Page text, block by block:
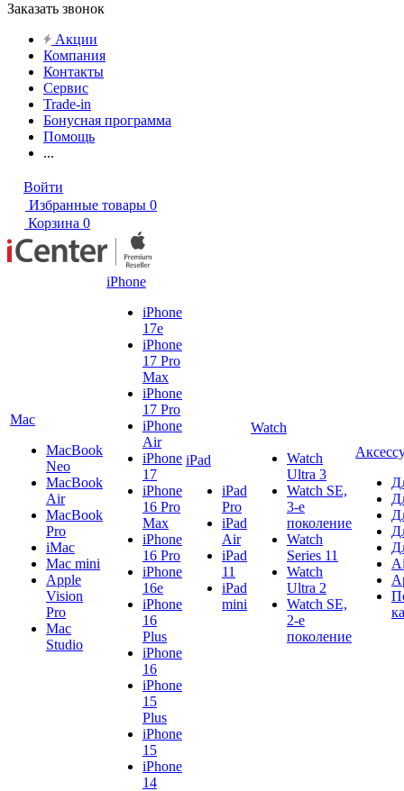
Заказать звонок
Акции
Компания
Контакты
Сервис
Trade-in
Бонусная программа
Помощь
...
Войти
Избранные товары 0
Корзина 0
Mac
MacBook
Neo
MacBook
Air
MacBook
Pro
iMac
Mac mini
Apple
Vision
Pro
Mac
Studio
iPhone
iPhone
17e
iPhone
17 Pro
Max
iPhone
17 Pro
iPhone
Air
iPhone
17
iPhone
16 Pro
Max
iPhone
16 Pro
iPhone
16e
iPhone
16
Plus
iPhone
16
iPhone
15
Plus
iPhone
15
iPhone
14
iPad
iPad
Pro
iPad
Air
iPad
11
iPad
mini
Watch
Watch
Ultra 3
Watch SE,
3-е
поколение
Watch
Series 11
Watch
Ultra 2
Watch SE,
2-е
поколение